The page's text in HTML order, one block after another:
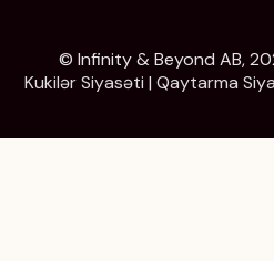
© Infinity & Beyond AB,
Kukilər Siyasəti | Qaytarma